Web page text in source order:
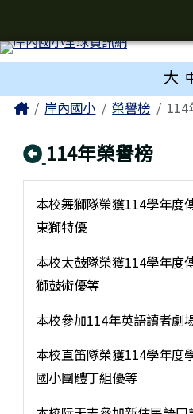
大
主內容區域
Home岸內國小 榮譽榜 114
回上頁
114年榮譽榜
本校舞獅隊榮獲114學年度
東獅特優
本校太鼓隊榮獲114學年度
獅鼓術優等
本校參加114年英語讀者劇
本校直笛隊榮獲114學年度
國小團體丁組優等
頁尾區域